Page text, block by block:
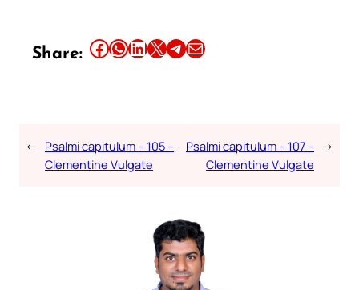
Share: Share this article on Facebook Share this article on WhatsApp Share this article on LinkedIn Share this article on X Share this article on TelegramEmail this Article
← Psalmi capitulum – 105 –
Clementine Vulgate
Psalmi capitulum – 107 –
Clementine Vulgate
→